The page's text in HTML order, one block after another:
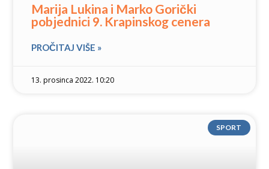
Marija Lukina i Marko Gorički
pobjednici 9. Krapinskog cenera
PROČITAJ VIŠE »
13. prosinca 2022. 10:20
SPORT